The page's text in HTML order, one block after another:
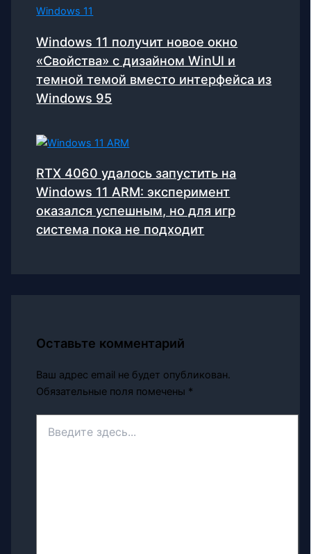
Windows 11 получит новое окно
«Свойства» с дизайном WinUI и
темной темой вместо интерфейса из
Windows 95
RTX 4060 удалось запустить на
Windows 11 ARM: эксперимент
оказался успешным, но для игр
система пока не подходит
Оставьте комментарий
Ваш адрес email не будет опубликован.
Обязательные поля помечены *
здесь...